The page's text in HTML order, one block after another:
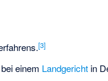
[3]
einem Landgericht in